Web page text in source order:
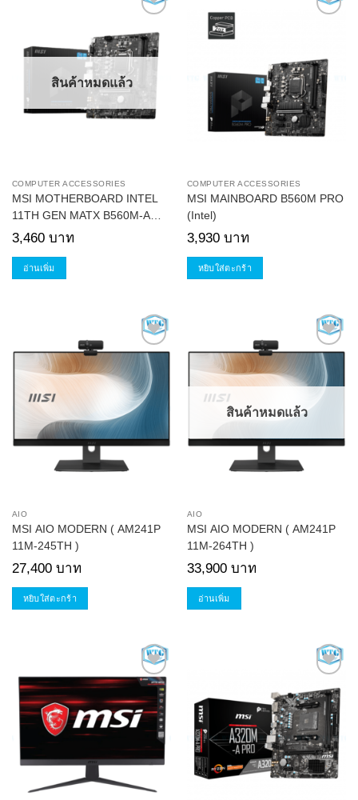
Add to
สินค้าหมดแล้ว
COMPUTER ACCESSORIES
MSI MOTHERBOARD INTEL
11TH GEN MATX B560M-A
PRO (Intel)
3,460 บาท
อ่านเพิ่ม
Wishlist
COMPUTER ACCESSORIES
MSI MAINBOARD B560M PRO
(Intel)
3,930 บาท
หยิบใส่ตะกร้า
Add to
Wishlist
AIO
MSI AIO MODERN ( AM241P
11M-245TH )
27,400 บาท
หยิบใส่ตะกร้า
Add to
สินค้าหมดแล้ว
AIO
MSI AIO MODERN ( AM241P
11M-264TH )
33,900 บาท
อ่านเพิ่ม
Add to
Wishlist
Add to
Wishlist